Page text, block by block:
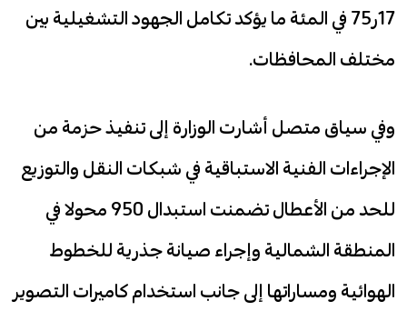
17ر75 في المئة ما يؤكد تكامل الجهود التشغيلية بين
مختلف المحافظات.
وفي سياق متصل أشارت الوزارة إلى تنفيذ حزمة من
الإجراءات الفنية الاستباقية في شبكات النقل والتوزيع
للحد من الأعطال تضمنت استبدال 950 محولا في
المنطقة الشمالية وإجراء صيانة جذرية للخطوط
الهوائية ومساراتها إلى جانب استخدام كاميرات التصوير